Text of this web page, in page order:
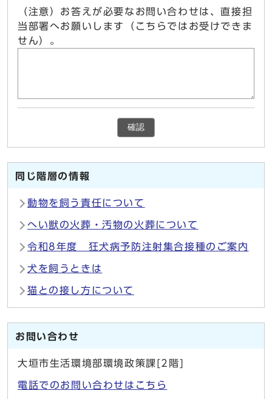
（注意）お答えが必要なお問い合わせは、直接担
当部署へお願いします（こちらではお受けできま
せん）。
確認
同じ階層の情報
動物を飼う責任について
へい獣の火葬・汚物の火葬について
令和8年度 狂犬病予防注射集合接種のご案内
犬を飼うときは
猫との接し方について
お問い合わせ
大垣市生活環境部環境政策課[2階]
電話でのお問い合わせはこちら